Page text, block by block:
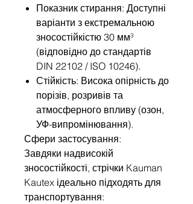
Показник стирання: Доступні
варіанти з екстремальною
зносостійкістю 30 мм³
(відповідно до стандартів
DIN 22102 / ISO 10246).
Стійкість: Висока опірність до
порізів, розривів та
атмосферного впливу (озон,
УФ-випромінювання).
Сфери застосування:
Завдяки надвисокій
зносостійкості, стрічки Kauman
Kautex ідеально підходять для
транспортування: